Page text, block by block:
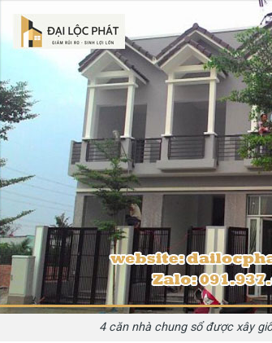
4 căn nhà chung sổ được xây